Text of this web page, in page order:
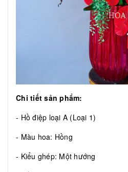
Chi tiết sản phẩm:
- Hồ điệp loại A (Loại 1)
- Màu hoa: Hồng
- Kiểu ghép: Một hướng